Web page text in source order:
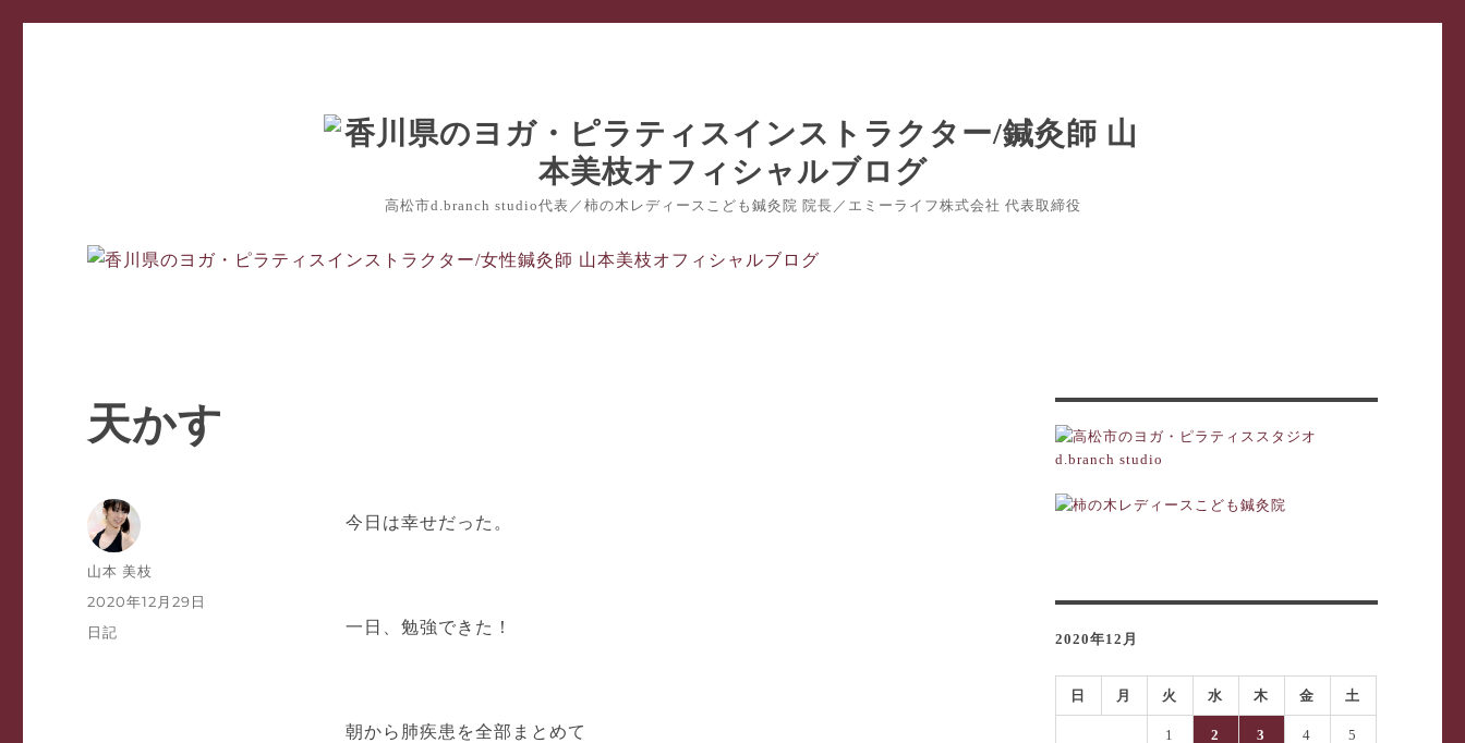
高松市d.branch studio代表／柿の木レディースこども鍼灸院 院長／エミーライフ株式会社 代表取締役
天かす
今日は幸せだった。
一日、勉強できた！
朝から肺疾患を全部まとめて
投
稿
山本 美枝
投
稿
2020年12月29日
カ
日記 2020年12月
日 月 火 水 木 金 土
1 2 3 4 5